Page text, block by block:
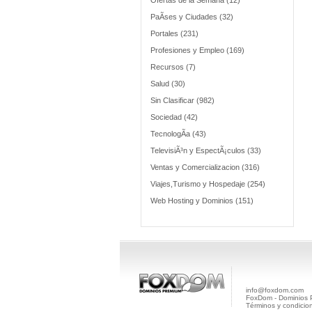
PaÃ­ses y Ciudades (32)
Portales (231)
Profesiones y Empleo (169)
Recursos (7)
Salud (30)
Sin Clasificar (982)
Sociedad (42)
TecnologÃ­a (43)
TelevisiÃ³n y EspectÃ¡culos (33)
Ventas y Comercializacion (316)
Viajes,Turismo y Hospedaje (254)
Web Hosting y Dominios (151)
info@foxdom.com
FoxDom - Dominios
Términos y